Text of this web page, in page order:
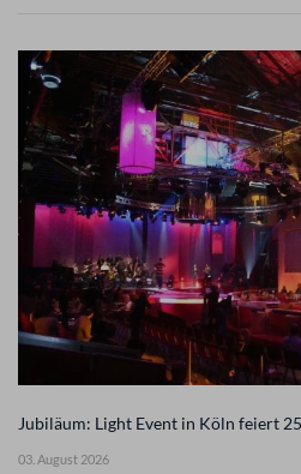
Jubiläum: Light Event in Köln feiert
03. August 2026